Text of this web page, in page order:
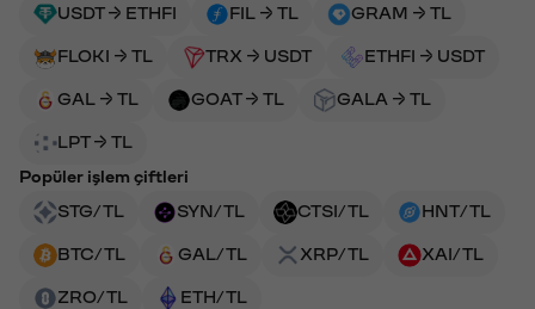
USDT → ETHFI
FIL → TL GRAM → TL
FLOKI → TL TRX → USDT ETHFI → USDT
GAL → TL GOAT → TL GALA → TL
LPT → TL
Popüler işlem çiftleri
STG/TL
SYN/TL CTSI/TL HNT/TL
BTC/TL GAL/TL XRP/TL XAI/TL
ZRO/TL
ETH/TL